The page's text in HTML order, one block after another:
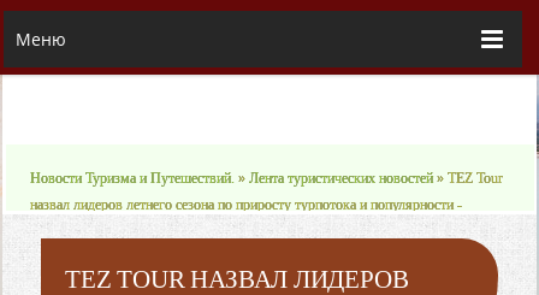
Меню
Новости Туризма и Путешествий. »Лента туристических новостей » TEZ Tour
назвал лидеров летнего сезона по приросту турпотока и популярности -
«Новости»
TEZ TOUR НАЗВАЛ ЛИДЕРОВ